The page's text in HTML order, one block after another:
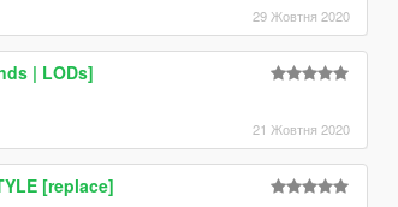
29 Жовтня 2020
| LODs]
21 Жовтня 2020
[replace]